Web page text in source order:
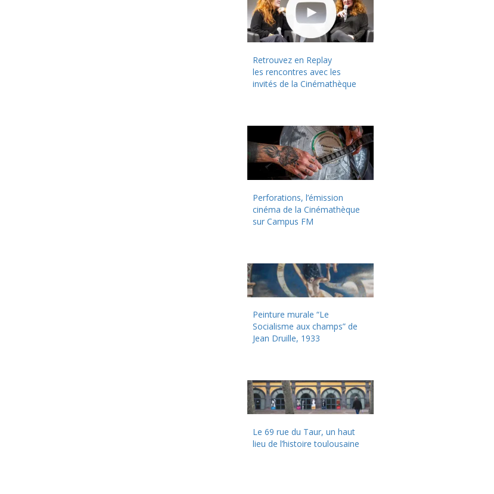
Retrouvez en Replay
les rencontres avec les
invités de la Cinémathèque
Perforations, l’émission
cinéma de la Cinémathèque
sur Campus FM
Peinture murale “Le
Socialisme aux champs” de
Jean Druille, 1933
Le 69 rue du Taur, un haut
lieu de l’histoire toulousaine